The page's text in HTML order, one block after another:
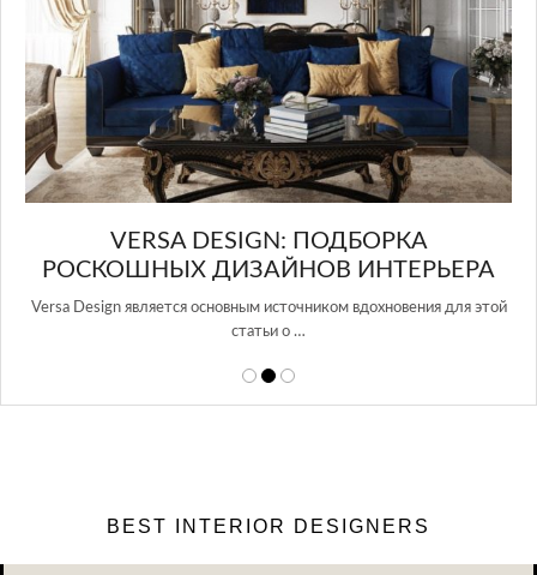
VERSA DESIGN: ПОДБОРКА
РОСКОШНЫХ ДИЗАЙНОВ ИНТЕРЬЕРА
Versa Design является основным источником вдохновения для этой
статьи о …
BEST INTERIOR DESIGNERS